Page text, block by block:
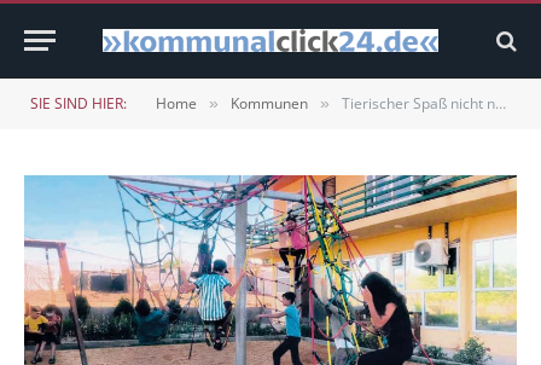
SIE SIND HIER: Home » Kommunen » Tierischer Spaß nicht nur mit dem Känguru